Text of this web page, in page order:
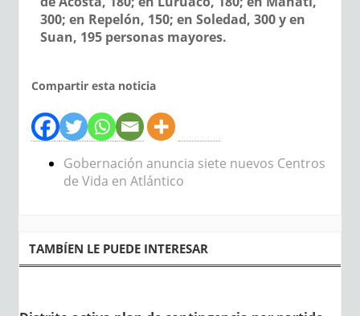
300; en Repelón, 150; en Soledad, 300 y en
Suan, 195 personas mayores.
Compartir esta noticia
Gobernación anuncia siete nuevos Centros
de Vida en Atlántico
TAMBÍEN LE PUEDE INTERESAR